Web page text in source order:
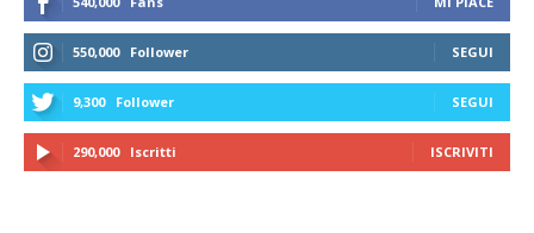
550,000 Follower SEGUI
9,300 Follower SEGUI
290,000 Iscritti ISCRIVITI